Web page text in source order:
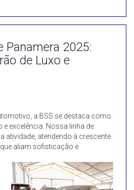
Panamera 2025:
de Luxo e
a BSS se destaca como
e excelência. Nossa linha de
atividade, atendendo à crescente
aliam sofisticação e